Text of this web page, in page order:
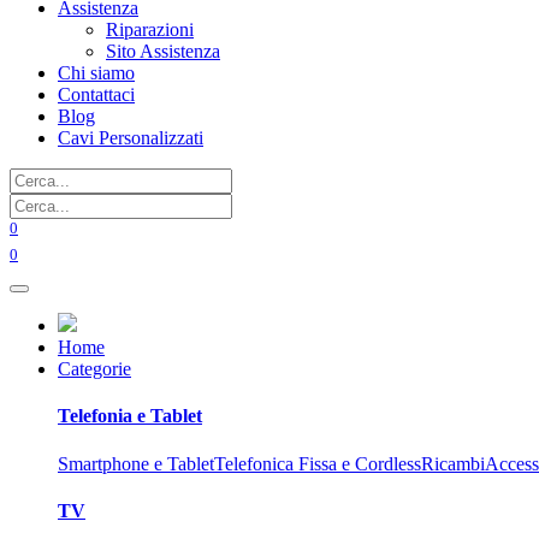
Assistenza
Riparazioni
Sito Assistenza
Chi siamo
Contattaci
Blog
Cavi Personalizzati
0
0
Home
Categorie
Telefonia e Tablet
Smartphone e TabletTelefonica Fissa e CordlessRicambi
TV